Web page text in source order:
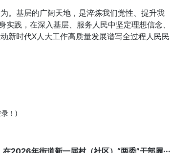
。基层的广阔天地，是淬炼我们党性、提升我
践，在深入基层、服务人民中坚定理想信念、
新时代X人大工作高质量发展谱写全过程人民民
！)
在2026年街道新一届村（社区）“两委”干部履···